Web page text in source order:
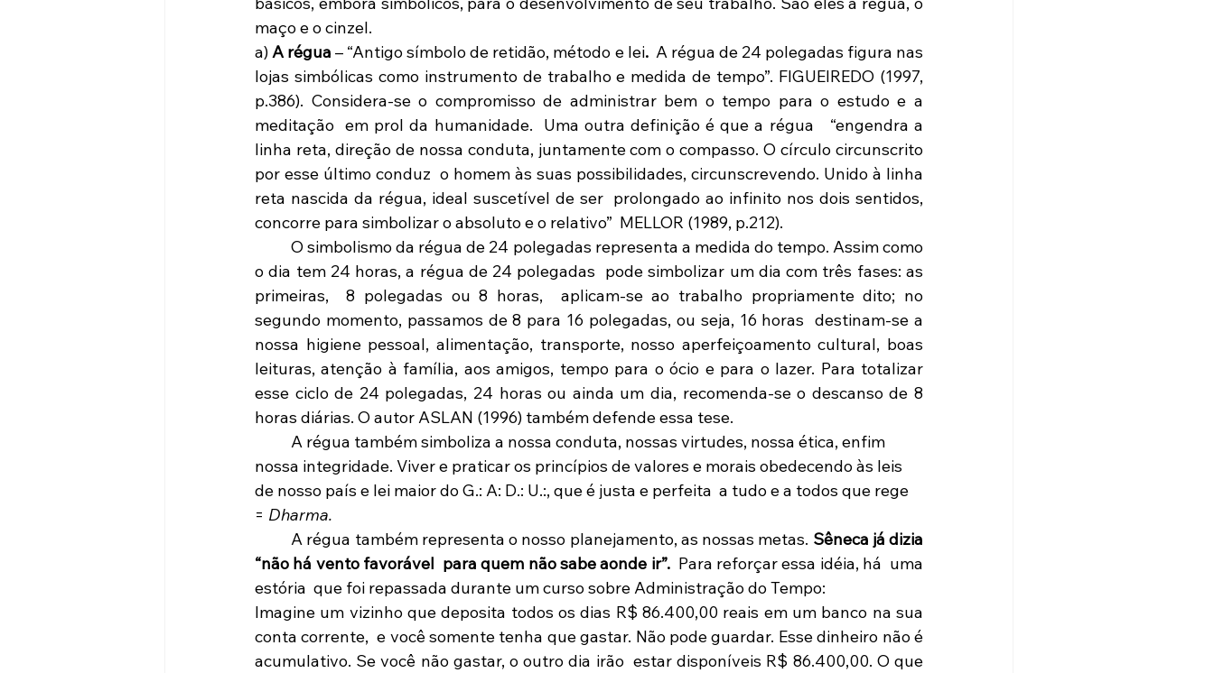
maço e o cinzel.
a) A régua – “Antigo símbolo de retidão, método e lei. A régua de 24 polegadas figura nas
lojas simbólicas como instrumento de trabalho e medida de tempo”. FIGUEIREDO (1997,
p.386). Considera-se o compromisso de administrar bem o tempo para o estudo e a
meditação  em prol da humanidade.  Uma outra definição é que a régua   “engendra a
linha reta, direção de nossa conduta, juntamente com o compasso. O círculo circunscrito
por esse último conduz  o homem às suas possibilidades, circunscrevendo. Unido à linha
reta nascida da régua, ideal suscetível de ser  prolongado ao infinito nos dois sentidos,
concorre para simbolizar o absoluto e o relativo”  MELLOR (1989, p.212).
	O simbolismo da régua de 24 polegadas representa a medida do tempo. Assim como
o dia tem 24 horas, a régua de 24 polegadas  pode simbolizar um dia com três fases: as
primeiras,  8 polegadas ou 8 horas,  aplicam-se ao trabalho propriamente dito; no
segundo momento, passamos de 8 para 16 polegadas, ou seja, 16 horas  destinam-se a
nossa higiene pessoal, alimentação, transporte, nosso aperfeiçoamento cultural, boas
leituras, atenção à família, aos amigos, tempo para o ócio e para o lazer. Para totalizar
esse ciclo de 24 polegadas, 24 horas ou ainda um dia, recomenda-se o descanso de 8
horas diárias. O autor ASLAN (1996) também defende essa tese.
nossa integridade. Viver e praticar os princípios de valores e morais obedecendo às leis
de nosso país e lei maior do G.: A: D.: U.:, que é justa e perfeita  a tudo e a todos que rege
= Dharma.
	A régua também representa o nosso planejamento, as nossas metas.
Sêneca já dizia
“não há vento favorável  para quem não sabe aonde ir”. Para reforçar essa idéia, há  uma
estória  que foi repassada durante um curso sobre Administração do Tempo:
Imagine um vizinho que deposita todos os dias R$ 86.400,00 reais em um banco na sua
conta corrente,  e você somente tenha que gastar. Não pode guardar. Esse dinheiro não é
acumulativo. Se você não gastar, o outro dia irão  estar disponíveis R$ 86.400,00. O que